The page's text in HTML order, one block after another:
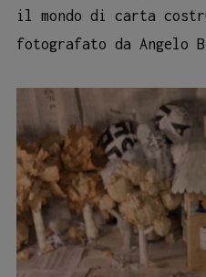
il mondo di carta
fotografato da Angelo